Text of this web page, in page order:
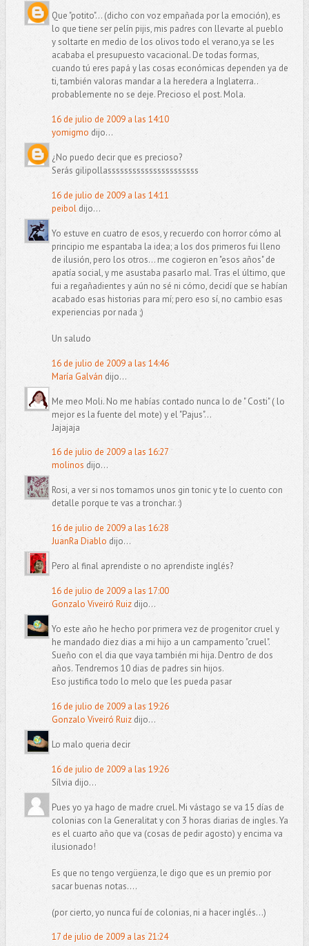
Que "potito"... (dicho con voz empañada por la emoción), es
lo que tiene ser pelín pijis, mis padres con llevarte al pueblo
y soltarte en medio de los olivos todo el verano,ya se les
acababa el presupuesto vacacional. De todas formas,
cuando tú eres papá y las cosas económicas dependen ya de
ti, también valoras mandar a la heredera a Inglaterra..
probablemente no se deje. Precioso el post. Mola.
16 de julio de 2009 a las 14:10
yomigmo dijo...
¿No puedo decir que es precioso?
Serás gilipollassssssssssssssssssssss
16 de julio de 2009 a las 14:11
peiboldijo...
Yo estuve en cuatro de esos, y recuerdo con horror cómo al
principio me espantaba la idea; a los dos primeros fui lleno
de ilusión, pero los otros... me cogieron en "esos años" de
apatía social, y me asustaba pasarlo mal. Tras el último, que
fui a regañadientes y aún no sé ni cómo, decidí que se habían
acabado esas historias para mí; pero eso sí, no cambio esas
experiencias por nada ;)
Un saludo
16 de julio de 2009 a las 14:46
María Galván dijo...
Me meo Moli. No me habías contado nunca lo de " Costi" ( lo
mejor es la fuente del mote) y el "Pajus"...
Jajajaja
16 de julio de 2009 a las 16:27
molinos dijo...
Rosi, a ver si nos tomamos unos gin tonic y te lo cuento con
detalle porque te vas a tronchar. :)
16 de julio de 2009 a las 16:28
JuanRa Diablo dijo...
Pero al final aprendiste o no aprendiste inglés?
16 de julio de 2009 a las 17:00
Gonzalo Viveiró Ruizdijo...
Yo este año he hecho por primera vez de progenitor cruel y
he mandado diez dias a mi hijo a un campamento "cruel".
Sueño con el dia que vaya también mi hija. Dentro de dos
años. Tendremos 10 dias de padres sin hijos.
Eso justifica todo lo melo que les pueda pasar
16 de julio de 2009 a las 19:26
Gonzalo Viveiró Ruizdijo...
Lo malo queria decir
16 de julio de 2009 a las 19:26
Sílvia dijo...
Pues yo ya hago de madre cruel. Mi vástago se va 15 días de
colonias con la Generalitat y con 3 horas diarias de ingles. Ya
es el cuarto año que va (cosas de pedir agosto) y encima va
ilusionado!
Es que no tengo vergüenza, le digo que es un premio por
sacar buenas notas....
(por cierto, yo nunca fuí de colonias, ni a hacer inglés...)
17 de julio de 2009 a las 21:24